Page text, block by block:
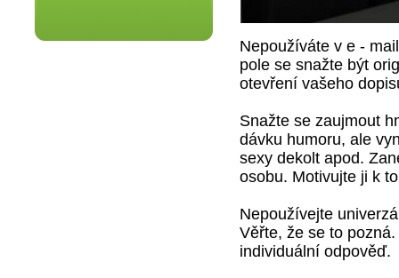
Nepoužíváte v e -
pole se snažte být
otevření vašeho
Snažte se zaujmout
dávku humoru, ale
sexy dekolt apod.
osobu. Motivujte ji k
Nepoužívejte
Věřte, že se to
individuální odpověď.